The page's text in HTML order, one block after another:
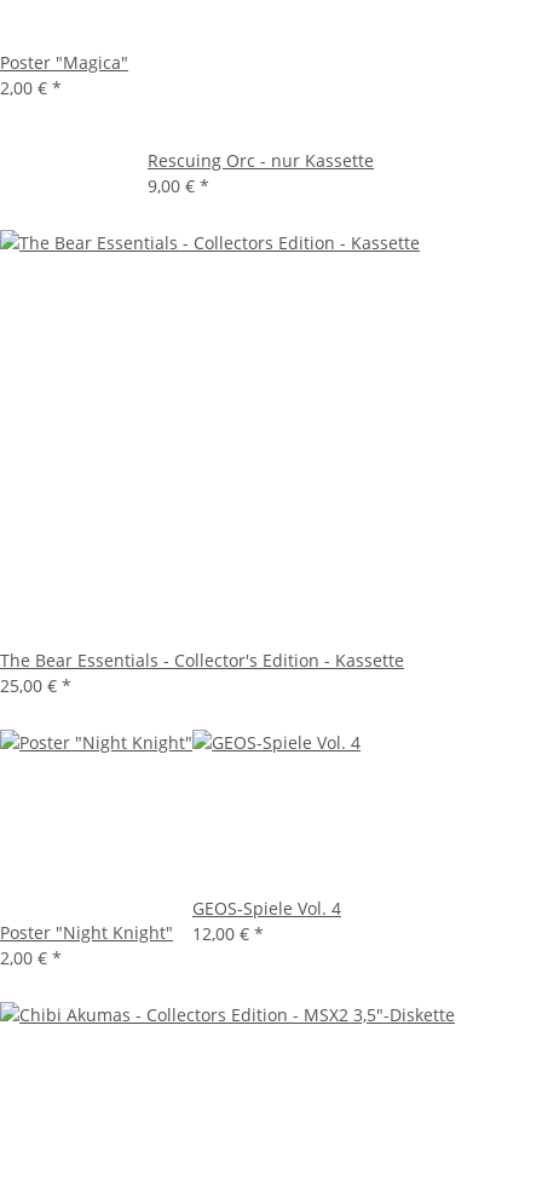
Poster "Magica"
2,00 € *
Rescuing Orc - nur Kassette
9,00 € *
The Bear Essentials - Collector's Edition - Kassette
25,00 € *
Poster "Night Knight"
2,00 € *
GEOS-Spiele Vol. 4
12,00 € *